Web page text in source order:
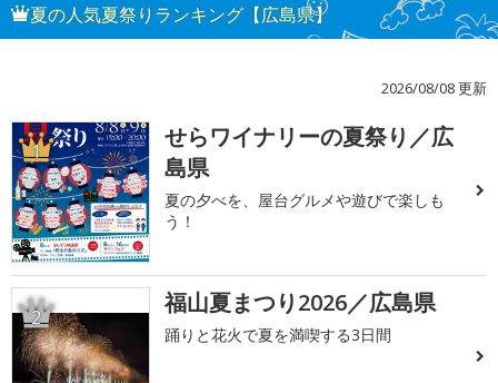
夏の人気夏祭りランキング【広島県】
2026/08/08 更新
1
せらワイナリーの夏祭り／広
島県
夏の夕べを、屋台グルメや遊びで楽しも
う！
2 福山夏まつり2026／広島県
踊りと花火で夏を満喫する3日間